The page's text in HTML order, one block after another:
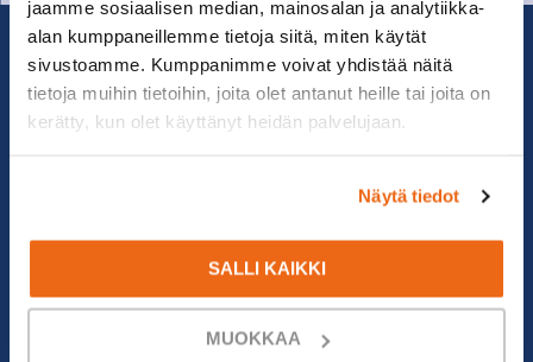
jaamme sosiaalisen median, mainosalan ja analytiikka-
alan kumppaneillemme tietoja siitä, miten käytät
sivustoamme. Kumppanimme voivat yhdistää näitä
tietoja muihin tietoihin, joita olet antanut heille tai joita on
kerätty, kun olet käyttänyt heidän palvelujaan.
Näytä tiedot
SALLI KAIKKI
MUOKKAA